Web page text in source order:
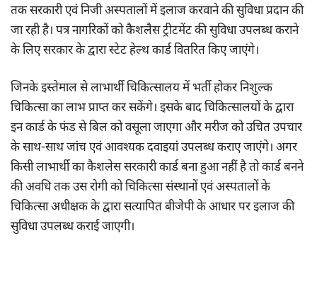
तक सरकारी एवं निजी अस्पतालों में इलाज करवाने की सुविधा प्रदान की
जा रही है। पत्र नागरिकों को कैशलैस ट्रीटमेंट की सुविधा उपलब्ध कराने
के लिए सरकार के द्वारा स्टेट हेल्थ कार्ड वितरित किए जाएंगे।
जिनके इस्तेमाल से लाभार्थी चिकित्सालय में भर्ती होकर निशुल्क
चिकित्सा का लाभ प्राप्त कर सकेंगे। इसके बाद चिकित्सालयों के द्वारा
इन कार्ड के फंड से बिल को वसूला जाएगा और मरीज को उचित उपचार
के साथ-साथ जांच एवं आवश्यक दवाइयां उपलब्ध कराए जाएंगे। अगर
किसी लाभार्थी का कैशलेस सरकारी कार्ड बना हुआ नहीं है तो कार्ड बनने
की अवधि तक उस रोगी को चिकित्सा संस्थानों एवं अस्पतालों के
चिकित्सा अधीक्षक के द्वारा सत्यापित बीजेपी के आधार पर इलाज की
सुविधा उपलब्ध कराई जाएगी।